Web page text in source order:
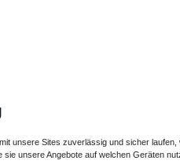
unsere Sites zuverlässig und sicher
unsere Angebote auf welchen Geräten